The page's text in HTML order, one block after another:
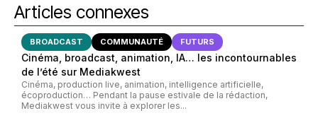
Articles connexes
BROADCAST COMMUNAUTÉ FUTURS
Cinéma, broadcast, animation, IA… les incontournables
de l’été sur Mediakwest
Cinéma, production live, animation, intelligence artificielle,
écoproduction… Pendant la pause estivale de la rédaction,
Mediakwest vous invite à explorer les...